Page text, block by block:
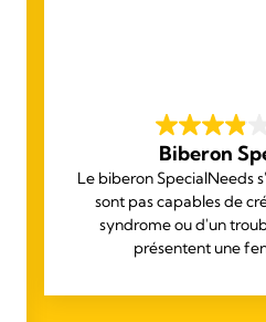
Biberon
Le biberon SpecialNeeds
sont pas capables de
syndrome ou d'un
présentent une